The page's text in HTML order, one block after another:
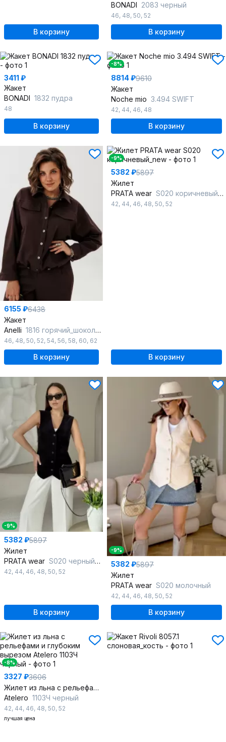
В корзину
BONADI 2083 черный
46, 48, 50, 52
В корзину
3411 ₽
Жакет
BONADI 1832 пудра
48
В корзину
-8%
8814 ₽9610
Жакет
Noche mio 3.494 SWIFT
42, 44, 46, 48
В корзину
6155 ₽6438
Жакет
Anelli 1816 горячий_шоколад
46, 48, 50, 52, 54, 56, 58, 60, 62
В корзину
-9%
5382 ₽5897
Жилет
PRATA wear S020 коричневый_new
42, 44, 46, 48, 50, 52
В корзину
-9%
5382 ₽5897
Жилет
PRATA wear S020 черный_new
42, 44, 46, 48, 50, 52
В корзину
-9%
5382 ₽5897
Жилет
PRATA wear S020 молочный
42, 44, 46, 48, 50, 52
В корзину
-8%
3327 ₽3606
Жилет из льна с рельефами и глубоким вырезом
Atelero 1103Ч черный
42, 44, 46, 48, 50, 52
лучшая цена